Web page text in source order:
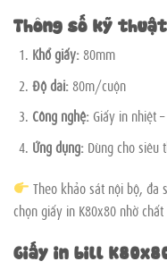
Thông số kỹ
Khổ giấy:80mm
Độ dài:80m/cuộn
Công nghệ:Giấy in nhiệt
Ứng dụng:Dùng cho siêu
Theo khảo sát nội bộ, đa
chọn giấy in K80x80 nhờ
Giấy in bill